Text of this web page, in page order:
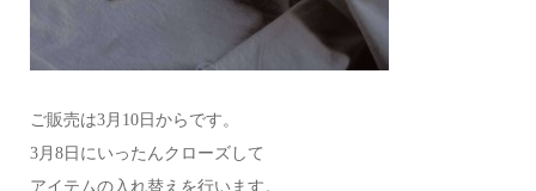
ご販売は3月10日からです。
3月8日にいったんクローズして
アイテムの入れ替えを行います。